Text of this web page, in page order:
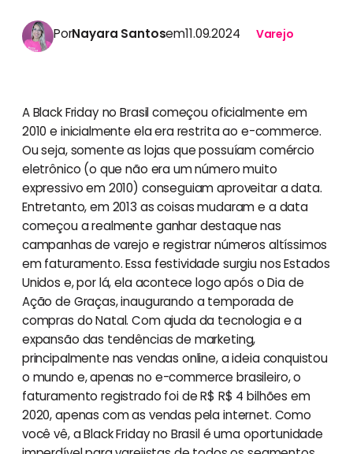
PorNayara Santosem11.09.2024 Varejo
A Black Friday no Brasil começou oficialmente em
2010 e inicialmente ela era restrita ao e-commerce.
Ou seja, somente as lojas que possuíam comércio
eletrônico (o que não era um número muito
expressivo em 2010) conseguiam aproveitar a data.
Entretanto, em 2013 as coisas mudaram e a data
começou a realmente ganhar destaque nas
campanhas de varejo e registrar números altíssimos
em faturamento. Essa festividade surgiu nos Estados
Unidos e, por lá, ela acontece logo após o Dia de
Ação de Graças, inaugurando a temporada de
compras do Natal. Com ajuda da tecnologia e a
expansão das tendências de marketing,
principalmente nas vendas online, a ideia conquistou
o mundo e, apenas no e-commerce brasileiro, o
faturamento registrado foi de R$ R$ 4 bilhões em
2020, apenas com as vendas pela internet. Como
você vê, a Black Friday no Brasil é uma oportunidade